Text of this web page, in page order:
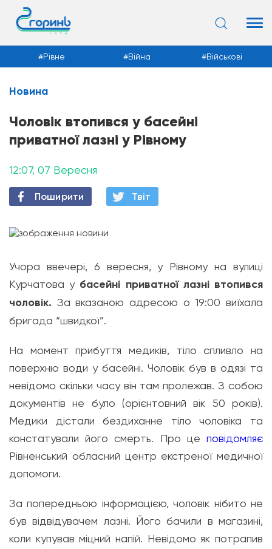
Новини
Рівне Війна Військові
Новина
Чоловік втопився у басейні
приватної лазні у Рівному
12:07, 07 Вересня
Поширити Твiт
Учора ввечері, 6 вересня, у Рівному на вулиці
Курчатова убасейні приватної лазні втопився
чоловік. За вказаною адресою о 19:00 виїхала
бригада “швидкої”.
На момент прибуття медиків, тіло спливло на
поверхню води у басейні. Чоловік був в одязі та
невідомо скільки часу він там пролежав. З собою
документів не було (орієнтовний вік 50 років).
Медики дістали бездиханне тіло чоловіка та
констатували його смерть. Про це повідомляє
Рівненський обласний центр екстреної медичної
допомоги.
За попередньою інформацією, чоловік нібито не
був відвідувачем лазні. Його бачили в магазині,
коли купував міцний напій. Невідомо як потрапив